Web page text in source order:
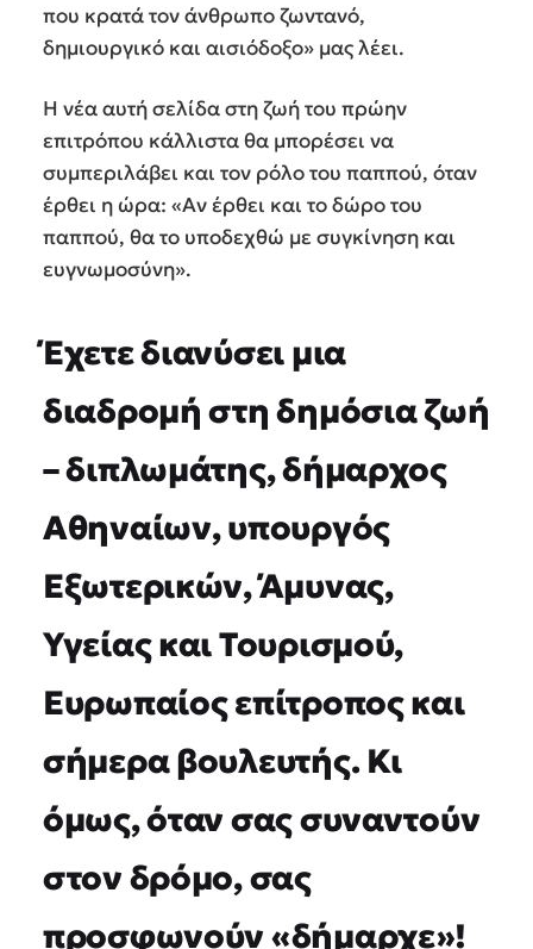
που κρατά τον άνθρωπο ζωντανό,
δημιουργικό και αισιόδοξο» μας λέει.
Η νέα αυτή σελίδα στη ζωή του πρώην
επιτρόπου κάλλιστα θα μπορέσει να
συμπεριλάβει και τον ρόλο του παππού, όταν
έρθει η ώρα: «Αν έρθει και το δώρο του
παππού, θα το υποδεχθώ με συγκίνηση και
ευγνωμοσύνη».
Έχετε διανύσει μια
διαδρομή στη δημόσια ζωή
– διπλωμάτης, δήμαρχος
Αθηναίων, υπουργός
Εξωτερικών, Άμυνας,
Υγείας και Τουρισμού,
Ευρωπαίος επίτροπος και
σήμερα βουλευτής. Κι
όμως, όταν σας συναντούν
στον δρόμο, σας
προσφωνούν «δήμαρχε»!